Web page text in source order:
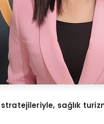
sağlık